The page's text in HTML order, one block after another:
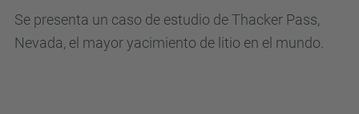
Se presenta un caso de estudio de Thacker Pass,
Nevada, el mayor yacimiento de litio en el mundo.